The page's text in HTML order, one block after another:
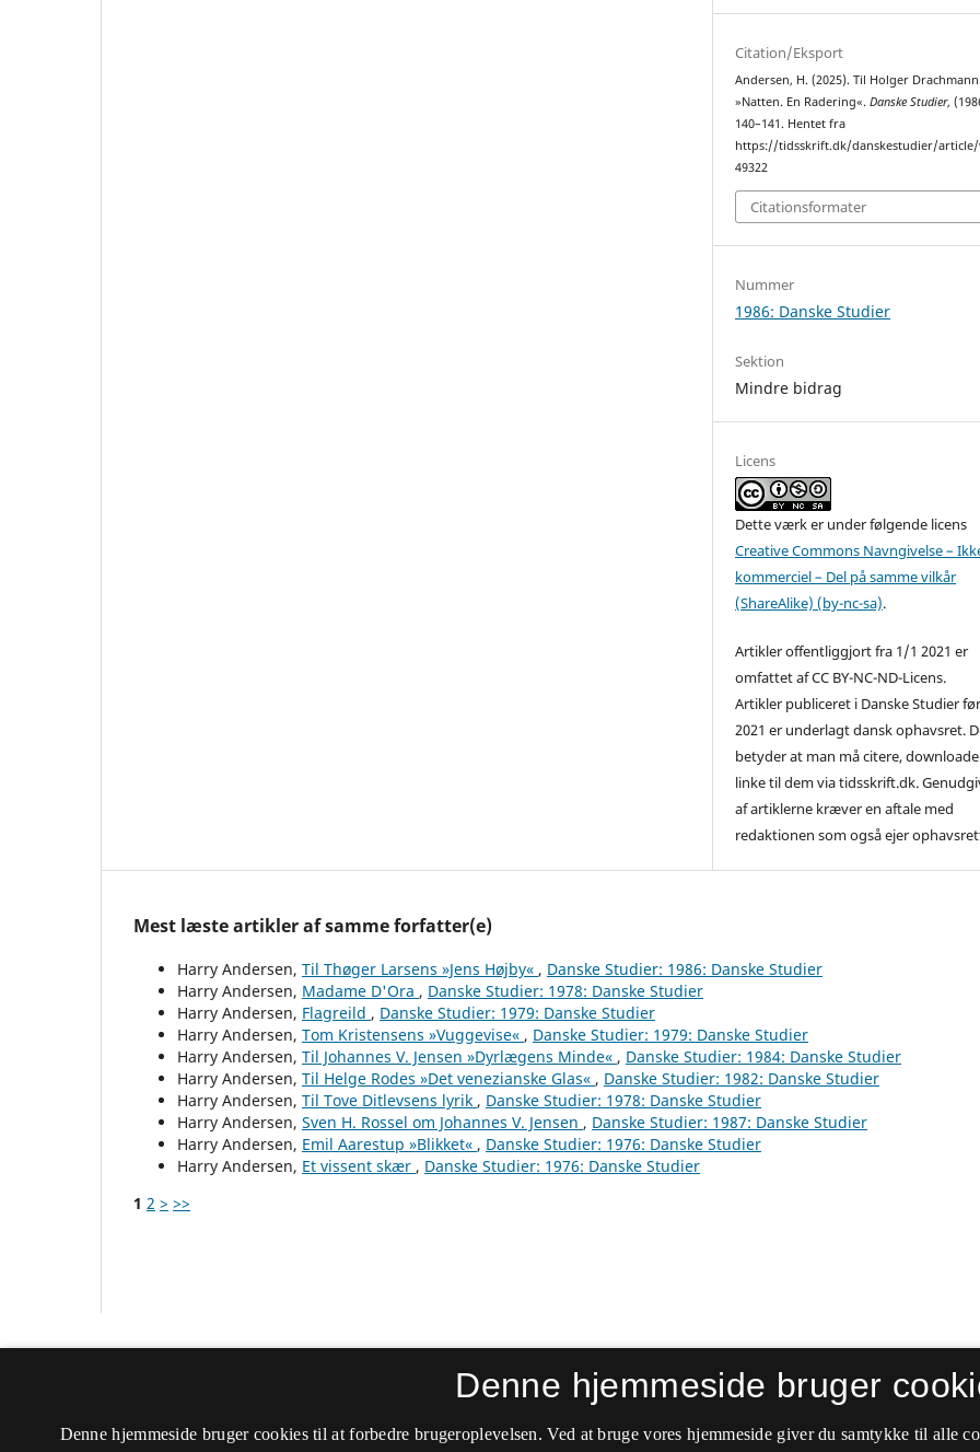
Citation/Eksport
Andersen, H. (2025). Til Holger
»Natten. En Radering«.Danske Studier,
140–141. Hentet fra
https://tidsskrift.dk/danskestudier/article/
49322
Citationsformater
Nummer
1986: Danske Studier
Sektion
Mindre bidrag
Licens
Dette værk er under følgende licens
Creative Commons Navngivelse –
kommerciel – Del på samme vilkår
(ShareAlike) (by-nc-sa).
Artikler offentliggjort fra 1/1 2021 er
omfattet af CC BY-NC-ND-Licens.
Artikler publiceret i Danske Studier
2021 er underlagt dansk ophavsret.
betyder at man må citere,
linke til dem via tidsskrift.dk.
af artiklerne kræver en aftale med
redaktionen som også ejer
Mest læste artikler af samme forfatter(e)
Harry Andersen, Til Thøger Larsens »Jens Højby« , Danske Studier: 1986: Danske Studier
Harry Andersen, Madame D'Ora , Danske Studier: 1978: Danske Studier
Harry Andersen, Flagreild , Danske Studier: 1979: Danske Studier
Harry Andersen, Tom Kristensens »Vuggevise« , Danske Studier: 1979: Danske Studier
Harry Andersen, Til Johannes V. Jensen »Dyrlægens Minde« , Danske Studier: 1984: Danske Studier
Harry Andersen, Til Helge Rodes »Det venezianske Glas« , Danske Studier: 1982: Danske Studier
Harry Andersen, Til Tove Ditlevsens lyrik , Danske Studier: 1978: Danske Studier
Harry Andersen, Sven H. Rossel om Johannes V. Jensen , Danske Studier: 1987: Danske Studier
Harry Andersen, Emil Aarestup »Blikket« , Danske Studier: 1976: Danske Studier
Harry Andersen, Et vissent skær , Danske Studier: 1976: Danske Studier
1 2 > >>
ISSN 2246-8323 (Online)
Denne hjemmeside bruger
Denne hjemmeside bruger cookies til at forbedre brugeroplevelsen. Ved at bruge vores hjemmeside giver du samtykke til alle